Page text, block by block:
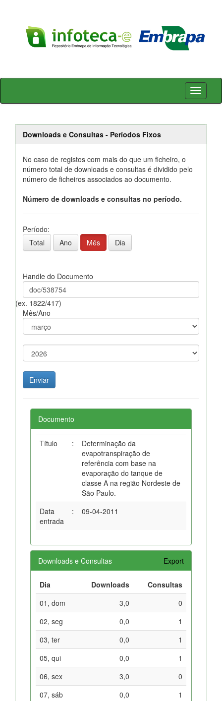
Skip
Downloads e Consultas - Períodos Fixos
No caso de registos com mais do que um ficheiro, o
número total de downloads e consultas é dividido pelo
número de ficheiros associados ao documento.
Número de downloads e consultas no período.
Período:
Total
Ano Mês Dia
Handle do Documento
(ex. 1822/417)
Mês/Ano
Documento
Título :
Determinação da
evapotranspiração de
referência com base na
evaporação do tanque de
classe A na região Nordeste de
São Paulo.
Data
entrada
: 09-04-2011
Downloads e Consultas Export
Dia Downloads
Consultas
01, dom
3,0
0
02, seg
0,0
1
03, ter
0,0
1
05, qui
0,0
1
06, sex
3,0
0
07, sáb
0,0
1